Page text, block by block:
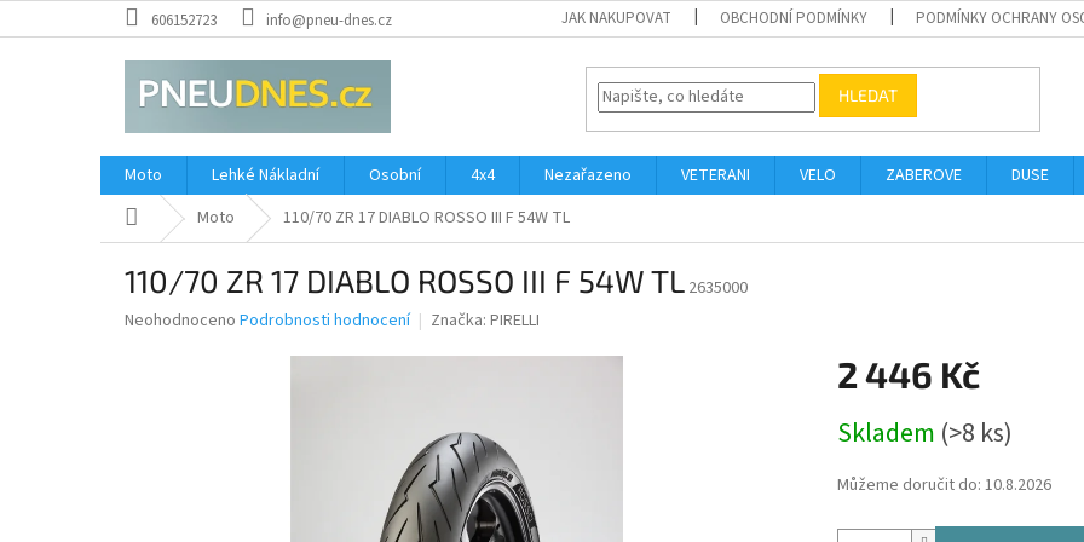
na
606152723 info@pneu-dnes.cz JAK NAKUPOVAT OBCHODNÍ PODMÍNKY PODMÍNKY OCHRANY
HLEDAT
Moto Lehké Nákladní Osobní 4x4 Nezařazeno VETERANI VELO ZABEROVE DUSE
Domů Moto 110/70 ZR 17 DIABLO ROSSO III F 54W TL
110/70 ZR 17 DIABLO ROSSO III F 54W TL 2635000
Průměrné
Neohodnoceno Podrobnosti hodnocení Značka: PIRELLI
2 446 Kč
cena:
Skladem (>8 ks)
Můžeme doručit do: 10.8.2026